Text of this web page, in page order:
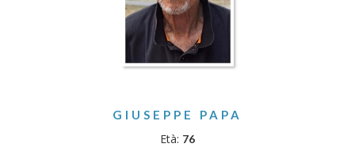
GIUSEPPE PAPA
Età: 76